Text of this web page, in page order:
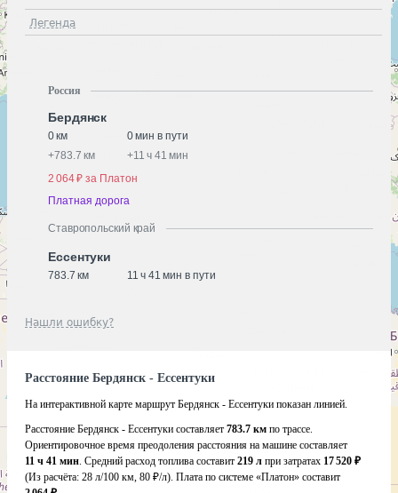
Легенда
Россия
Бердянск
0 км
0 мин в пути
+783.7 км +11 ч 41 мин
2 064 ₽ за Платон
Платная дорога
Ставропольский край
Ессентуки
783.7 км 11 ч 41 мин в пути
Нашли ошибку?
Расстояние Бердянск - Ессентуки
На интерактивной карте маршрут Бердянск - Ессентуки показан линией.
Расстояние Бердянск - Ессентуки составляет 783.7 км по трассе.
Ориентировочное время преодоления расстояния на машине составляет
11 ч 41 мин. Средний расход топлива составит 219 л при затратах 17 520 ₽
(Из расчёта: 28 л/100 км, 80 ₽/л). Плата по системе «Платон» составит